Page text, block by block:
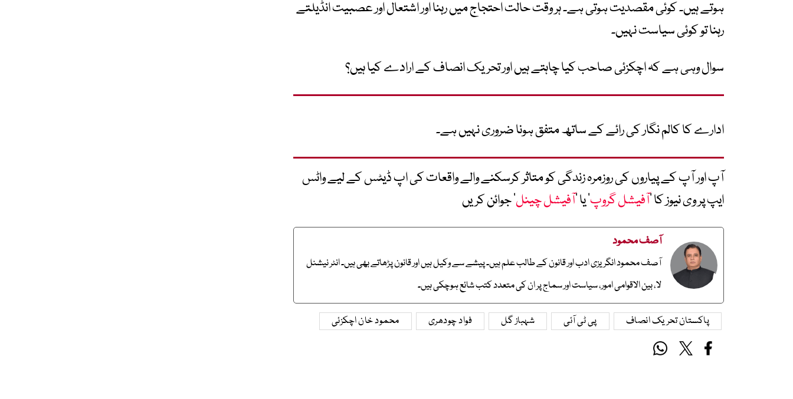
ہوتے ہیں۔ کوئی مقصدیت ہوتی ہے۔ ہر وقت حالت احتجاج میں رہنا اور اشتعال اور عصبیت انڈیلتے
رہنا تو کوئی سیاست نہیں۔
سوال وہی ہے کہ اچکزئی صاحب کیا چاہتے ہیں اور تحریک انصاف کے ارادے کیا ہیں؟
ادارے کا کالم نگار کی رائے کے ساتھ متفق ہونا ضروری نہیں ہے۔
آپ اور آپ کے پیاروں کی روزمرہ زندگی کو متاثر کرسکنے والے واقعات کی اپ ڈیٹس کے لیے واٹس
ایپ پر وی نیوز کا ’آفیشل گروپ‘ یا ’آفیشل چینل‘ جوائن کریں
آصف محمود
آصف محمود انگریزی ادب اور قانون کے طالب علم ہیں۔ پیشے سے وکیل ہیں اور قانون پڑھاتے بھی ہیں۔ انٹر نیشنل
لا، بین الاقوامی امور، سیاست اور سماج پر ان کی متعدد کتب شائع ہوچکی ہیں۔
پاکستان تحریک انصاف پی ٹی آئی شہباز گل فواد چودھری محمود خان اچکزئی